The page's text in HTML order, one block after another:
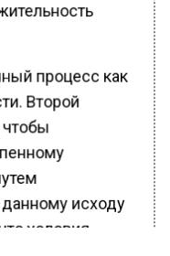
процесс как
Второй
чтобы
исходу
условия